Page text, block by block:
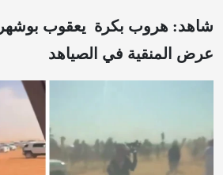
شاهد: هروب بكرة ⁧‫ يعقوب
عرض المنقية في الصياهد